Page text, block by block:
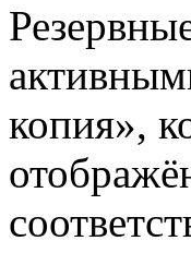
копия»,